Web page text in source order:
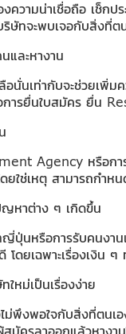
วามน่าเชื่อถือ เช็กป
ษัทจะพบเจอกับสิ่งที่ต
และหางาน
อนั่นเท่ากับจะช่วยเ
การยื่นใบสมัคร ยื่น
Agency หรือกา
ใช่เหตุ สามารถกำห
หาต่าง ๆ เกิดขึ้น
ญี่ปุ่นหรือการรับคนงา
โดยเฉพาะเรื่องเงิน
ใหม่เป็นเรื่องง่าย
ม่พึงพอใจกับสิ่งที่ตน
มัครลาออกแล้วหาง